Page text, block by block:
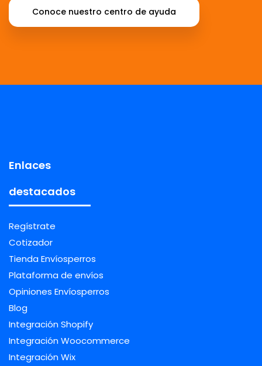
Conoce nuestro centro de ayuda
Enlaces
destacados
Regístrate
Cotizador
Tienda Envíosperros
Plataforma de envíos
Opiniones Envíosperros
Blog
Integración Shopify
Integración Woocommerce
Integración Wix